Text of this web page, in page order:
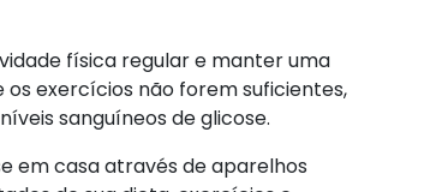
física regular e manter uma
exercícios não forem suficientes,
sanguíneos de glicose.
em casa através de aparelhos